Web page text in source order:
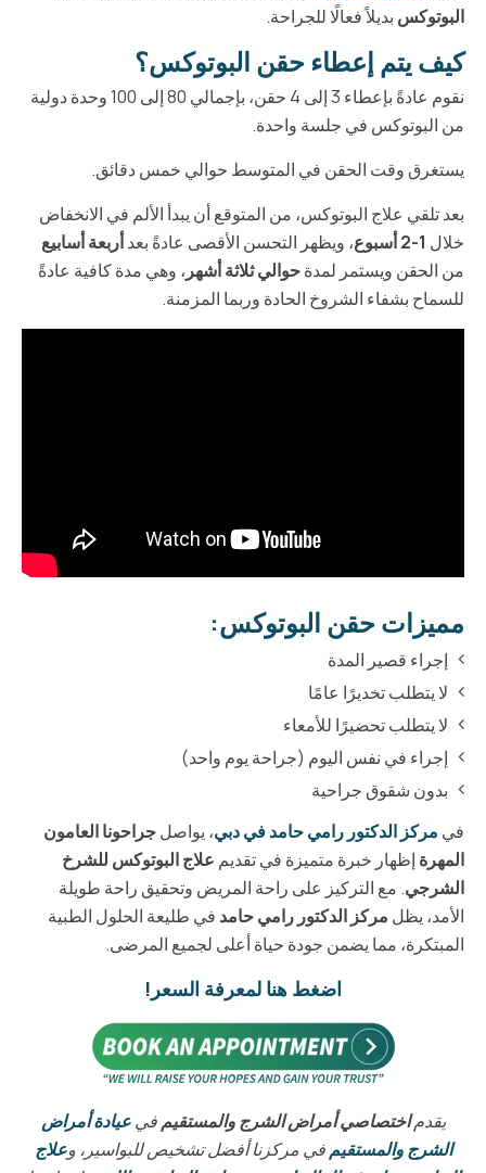
البوتوكس بديلاً فعالًا للجراحة.
كيف يتم إعطاء حقن البوتوكس؟
نقوم عادةً بإعطاء 3 إلى 4 حقن، بإجمالي 80 إلى 100 وحدة دولية
من البوتوكس في جلسة واحدة.
يستغرق وقت الحقن في المتوسط حوالي خمس دقائق.
بعد تلقي علاج البوتوكس، من المتوقع أن يبدأ الألم في الانخفاض
خلال 1-2 أسبوع ، ويظهر التحسن الأقصى عادةً بعدأربعة أسابيع
من الحقن ويستمر لمدةحوالي ثلاثة أشهر ، وهي مدة كافية عادةً
للسماح بشفاء الشروخ الحادة وربما المزمنة.
مميزات حقن البوتوكس:
إجراء قصير المدة
لا يتطلب تخديرًا عامًا
لا يتطلب تحضيرًا للأمعاء
إجراء في نفس اليوم (جراحة يوم واحد)
بدون شقوق جراحية
في مركز الدكتور رامي حامد في دبي، يواصلجراحونا العامون
المهرة إظهار خبرة متميزة في تقديم علاج البوتوكس للشرخ
الشرجي. مع التركيز على راحة المريض وتحقيق راحة طويلة
الأمد، يظل مركز الدكتور رامي حامد في طليعة الحلول الطبية
المبتكرة، مما يضمن جودة حياة أعلى لجميع المرضى.
اضغط هنا لمعرفة السعر!
يقدماختصاصي أمراض الشرج والمستقيمفيعيادة أمراض
الشرج والمستقيمفي مركزنا أفضل تشخيص للبواسير، وعلاج